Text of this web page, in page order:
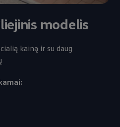
modelis
kainą ir su daug